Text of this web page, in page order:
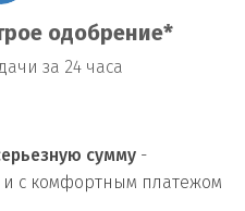
одобрение*
за 24 часа
сумму -
с комфортным платежом